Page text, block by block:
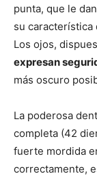
punta, que le
su característica
Los ojos,
expresan
más oscuro
La poderosa
completa (42
fuerte mordida
correctamente,